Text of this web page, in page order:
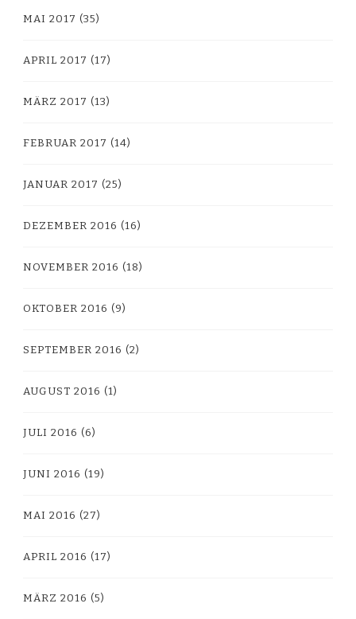
MAI 2017 (35)
APRIL 2017 (17)
MÄRZ 2017 (13)
FEBRUAR 2017 (14)
JANUAR 2017 (25)
DEZEMBER 2016 (16)
NOVEMBER 2016 (18)
OKTOBER 2016 (9)
SEPTEMBER 2016 (2)
AUGUST 2016 (1)
JULI 2016 (6)
JUNI 2016 (19)
MAI 2016 (27)
APRIL 2016 (17)
MÄRZ 2016 (5)